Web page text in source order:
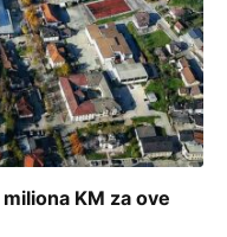
KM za ove